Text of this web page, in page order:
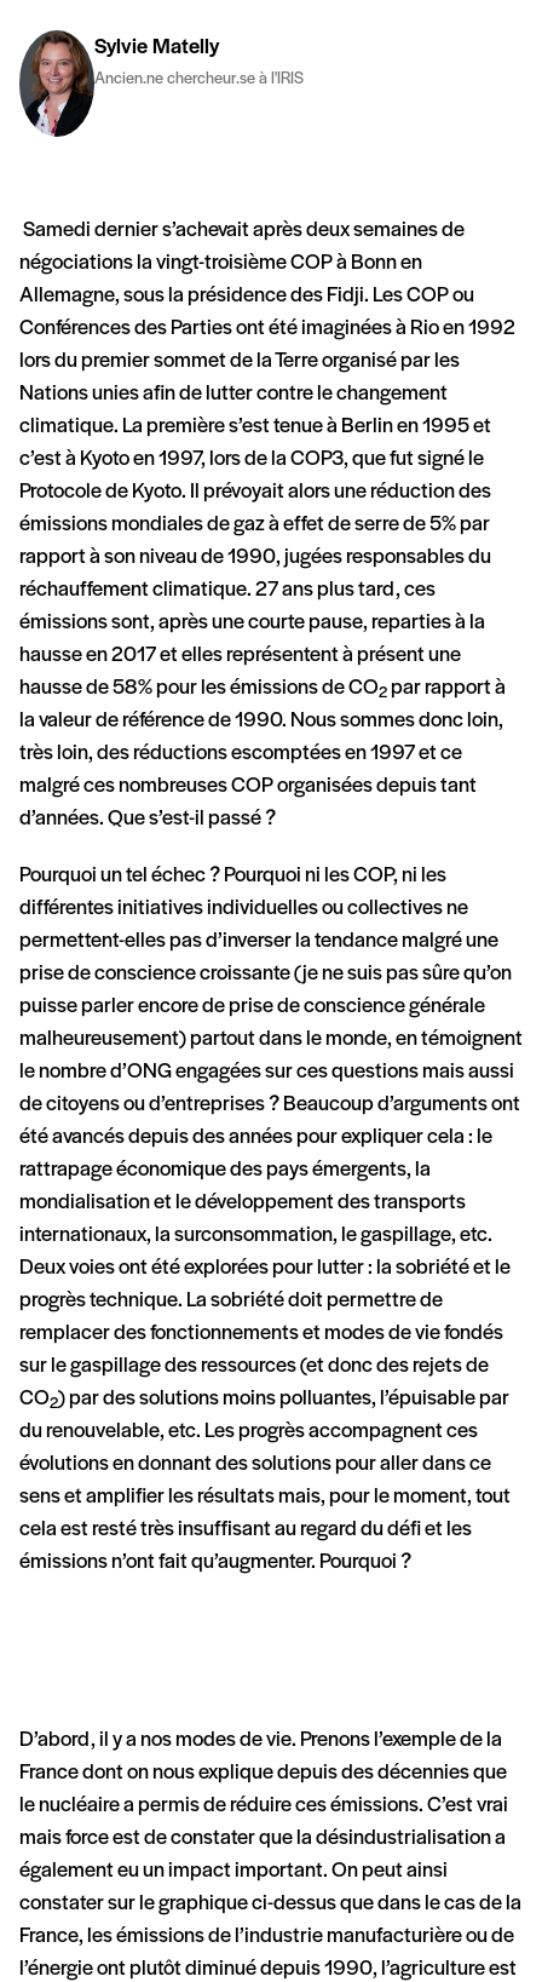
Sylvie Matelly
Ancien.ne chercheur.se à l'IRIS
Samedi dernier s’achevait après deux semaines de
négociations la vingt-troisième COP à Bonn en
Allemagne, sous la présidence des Fidji. Les COP ou
Conférences des Parties ont été imaginées à Rio en 1992
lors du premier sommet de la Terre organisé par les
Nations unies afin de lutter contre le changement
climatique. La première s’est tenue à Berlin en 1995 et
c’est à Kyoto en 1997, lors de la COP3, que fut signé le
Protocole de Kyoto. Il prévoyait alors une réduction des
émissions mondiales de gaz à effet de serre de 5% par
rapport à son niveau de 1990, jugées responsables du
réchauffement climatique. 27 ans plus tard, ces
émissions sont, après une courte pause, reparties à la
hausse en 2017 et elles représentent à présent une
hausse de 58% pour les émissions de CO2 par rapport à
la valeur de référence de 1990. Nous sommes donc loin,
très loin, des réductions escomptées en 1997 et ce
malgré ces nombreuses COP organisées depuis tant
d’années. Que s’est-il passé ?
Pourquoi un tel échec ? Pourquoi ni les COP, ni les
différentes initiatives individuelles ou collectives ne
permettent-elles pas d’inverser la tendance malgré une
prise de conscience croissante (je ne suis pas sûre qu’on
puisse parler encore de prise de conscience générale
malheureusement) partout dans le monde, en témoignent
le nombre d’ONG engagées sur ces questions mais aussi
de citoyens ou d’entreprises ? Beaucoup d’arguments ont
été avancés depuis des années pour expliquer cela : le
rattrapage économique des pays émergents, la
mondialisation et le développement des transports
internationaux, la surconsommation, le gaspillage, etc.
Deux voies ont été explorées pour lutter : la sobriété et le
progrès technique. La sobriété doit permettre de
remplacer des fonctionnements et modes de vie fondés
sur le gaspillage des ressources (et donc des rejets de
CO2) par des solutions moins polluantes, l’épuisable par
du renouvelable, etc. Les progrès accompagnent ces
évolutions en donnant des solutions pour aller dans ce
sens et amplifier les résultats mais, pour le moment, tout
cela est resté très insuffisant au regard du défi et les
émissions n’ont fait qu’augmenter. Pourquoi ?
D’abord, il y a nos modes de vie. Prenons l’exemple de la
France dont on nous explique depuis des décennies que
le nucléaire a permis de réduire ces émissions. C’est vrai
mais force est de constater que la désindustrialisation a
également eu un impact important. On peut ainsi
constater sur le graphique ci-dessus que dans le cas de la
France, les émissions de l’industrie manufacturière ou de
l’énergie ont plutôt diminué depuis 1990, l’agriculture est